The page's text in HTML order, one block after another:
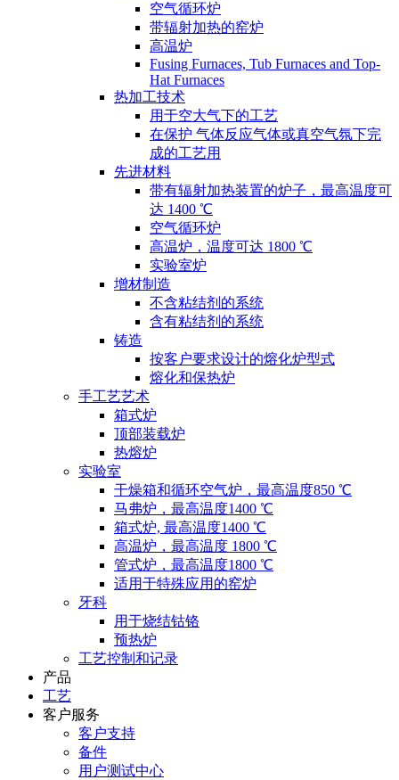
空气循环炉
带辐射加热的窑炉
高温炉
Fusing Furnaces, Tub Furnaces and Top-
Hat Furnaces
热加工技术
用于空大气下的工艺
在保护 气体反应气体或真空气氛下完
成的工艺用
先进材料
带有辐射加热装置的炉子，最高温度可
达 1400 ℃
空气循环炉
高温炉，温度可达 1800 ℃
实验室炉
增材制造
不含粘结剂的系统
含有粘结剂的系统
铸造
按客户要求设计的熔化炉型式
熔化和保热炉
手工艺艺术
箱式炉
顶部装载炉
热熔炉
实验室
干燥箱和循环空气炉，最高温度850 ℃
马弗炉，最高温度1400 ℃
箱式炉, 最高温度1400 ℃
高温炉，最高温度 1800 ℃
管式炉，最高温度1800 ℃
适用于特殊应用的窑炉
牙科
用于烧结钴铬
预热炉
工艺控制和记录
产品
工艺
客户服务
客户支持
备件
用户测试中心